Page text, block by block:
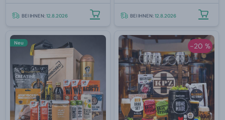
BEI IHNEN:12.8.2026 BEI IHNEN:12.8.2026
Neu -20 %